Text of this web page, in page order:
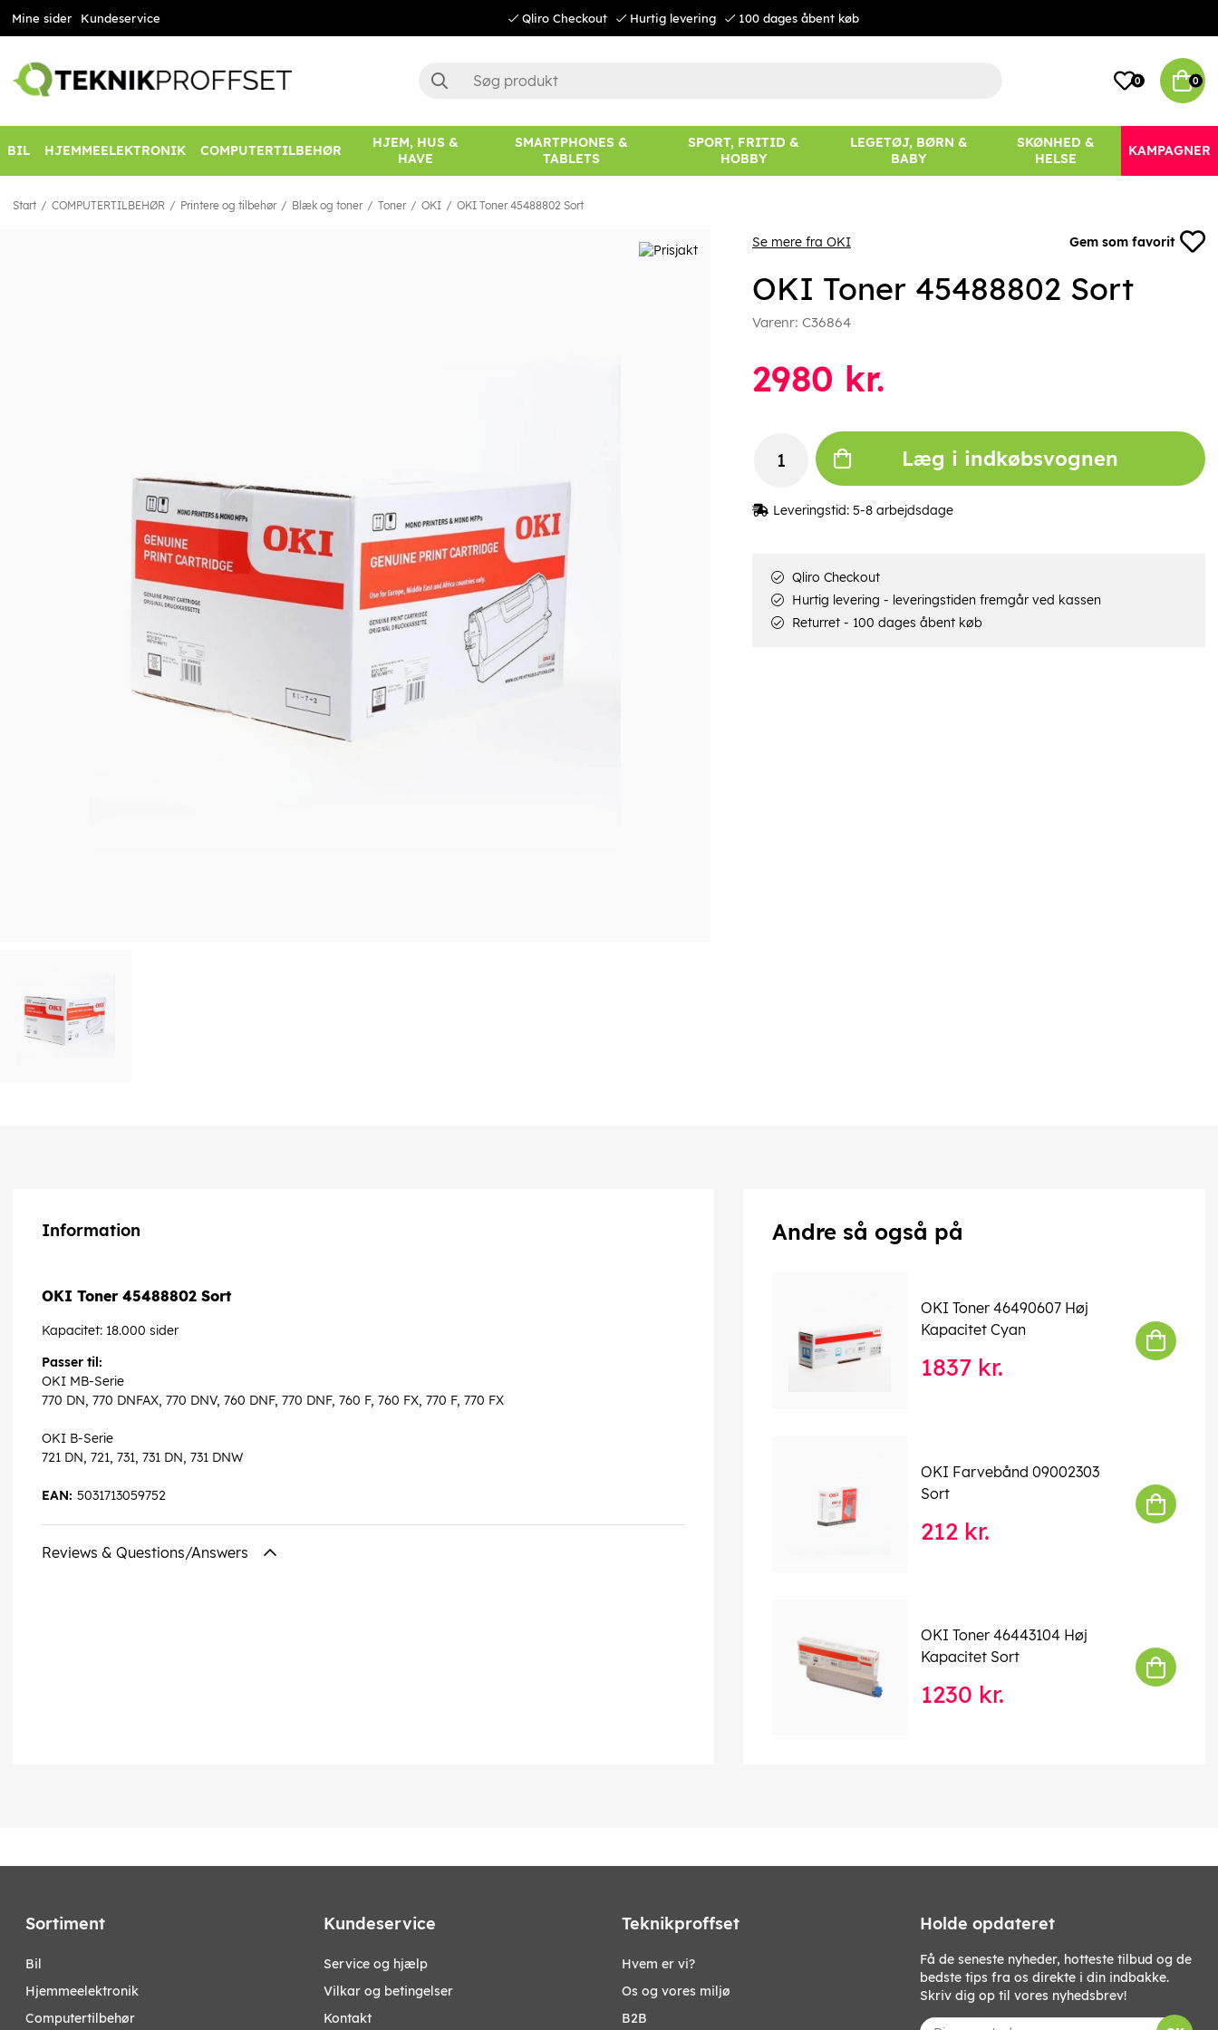
Mine sider Kundeservice Qliro Checkout Hurtig levering 100 dages åbent køb
0 0
BIL HJEMMEELEKTRONIK COMPUTERTILBEHØR
HJEM, HUS &
HAVE
SMARTPHONES &
TABLETS
SPORT, FRITID &
HOBBY
LEGETØJ, BØRN &
BABY
SKØNHED &
HELSE
KAMPAGNER
Start COMPUTERTILBEHØR Printere og tilbehør Blæk og toner Toner OKI OKI Toner 45488802 Sort
Se mere fra OKI Gem som favorit
OKI Toner 45488802 Sort
Varenr: C36864
2980 kr.
Læg i indkøbsvognen
Leveringstid: 5-8 arbejdsdage
Qliro Checkout
Hurtig levering - leveringstiden fremgår ved kassen
Returret - 100 dages åbent køb
Information
OKI Toner 45488802 Sort
Kapacitet: 18.000 sider
Passer til:
OKI MB-Serie
770 DN, 770 DNFAX, 770 DNV, 760 DNF, 770 DNF, 760 F, 760 FX, 770 F, 770 FX
OKI B-Serie
721 DN, 721, 731, 731 DN, 731 DNW
5031713059752
EAN:
Reviews & Questions/Answers
Andre så også på
OKI Toner 46490607 Høj
Kapacitet Cyan
1837 kr.
OKI Farvebånd 09002303
Sort
212 kr.
OKI Toner 46443104 Høj
Kapacitet Sort
1230 kr.
Sortiment
bil
hjemmeelektronik
computertilbehør
Kundeservice
Service og hjælp
Vilkar og betingelser
Kontakt
Teknikproffset
Hvem er vi?
Os og vores miljø
B2B
Holde opdateret
Få de seneste nyheder, hotteste tilbud og de
bedste tips fra os direkte i din indbakke.
Skriv dig op til vores nyhedsbrev!